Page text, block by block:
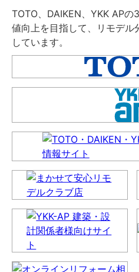
TOTO、DAIKEN、YKK APの
値向上を目指して、リモデ
しています。